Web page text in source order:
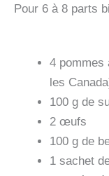
Pour 6 à 8 parts
4 pommes
les
100 g de
2 œufs
100 g de
1 sachet